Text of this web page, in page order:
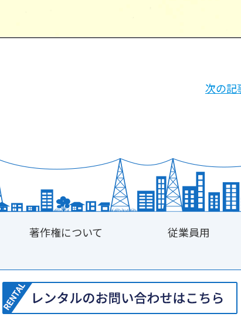
次の記
著作権について 従業員用